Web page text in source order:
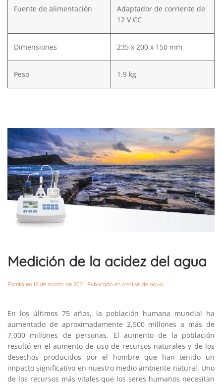
Fuente de alimentación
Adaptador de corriente de
12 V CC
Dimensiones 235 x 200 x 150 mm
Peso 1.9 kg
Medición de la acidez del agua
Escrito en 12 de marzo de 2021 . Publicado en Análisis de agua
En los últimos 75 años, la población humana mundial ha
aumentado de aproximadamente 2,500 millones a más de
7,000 millones de personas. El aumento de la población
resultó en el aumento de uso de recursos naturales y de los
desechos producidos por el hombre que han tenido un
impacto significativo en nuestro medio ambiente natural. Uno
de los recursos más vitales que los seres humanos necesitan